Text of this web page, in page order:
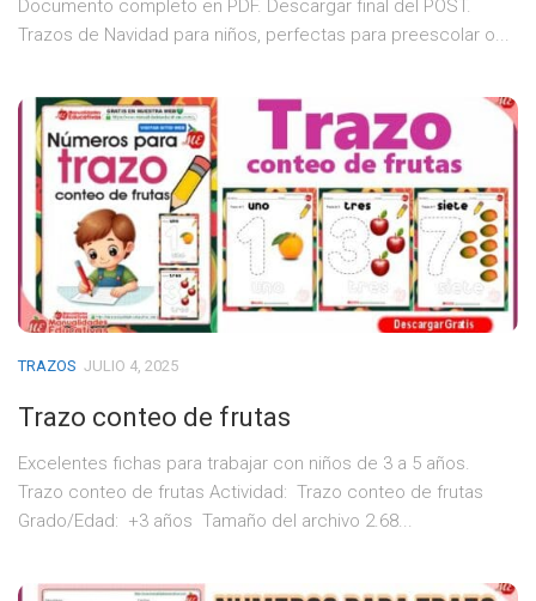
Documento completo en PDF. Descargar final del POST.
Trazos de Navidad para niños, perfectas para preescolar o...
TRAZOS JULIO 4, 2025
Trazo conteo de frutas
Excelentes fichas para trabajar con niños de 3 a 5 años.
Trazo conteo de frutas Actividad: Trazo conteo de frutas
Grado/Edad: +3 años Tamaño del archivo 2.68...